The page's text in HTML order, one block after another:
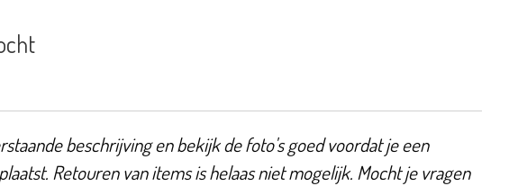
beschrijving en bekijk de foto's goed voordat je een
Retouren van items is helaas niet mogelijk. Mocht je vragen